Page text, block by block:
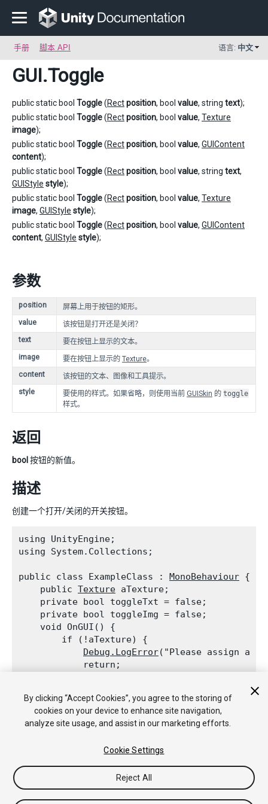
手册 脚本 API 语言: 中文
GUI.Toggle
public static bool Toggle(Rectposition, bool value, string text);
public static bool Toggle(Rectposition, bool value, Texture
image);
public static bool Toggle(Rectposition, bool value, GUIContent
content);
public static bool Toggle(Rectposition, bool value, string text,
GUIStyle style);
public static bool Toggle(Rectposition, bool value, Texture
image, GUIStyle style);
public static bool Toggle(Rectposition, bool value, GUIContent
content, GUIStyle style);
参数
position
屏幕上用于按钮的矩形。
value
该按钮是打开还是关闭？
text
要在按钮上显示的文本。
image
要在按钮上显示的 Texture。
content
该按钮的文本、图像和工具提示。
style
要使用的样式。如果省略，则使用当前 GUISkin 的 toggle
样式。
返回
bool 按钮的新值。
描述
创建一个打开/关闭的开关按钮。
using UnityEngine;
using System.Collections;
public class ExampleClass : MonoBehaviour {
    public
Texture aTexture;
    private bool toggleTxt = false;
    private bool toggleImg = false;
    void OnGUI() {
        if (!aTexture) {
Debug.LogError("Please assign a
            return;
(10,
        toggleImg =
GUI.Toggle (new Rect(10,
    }
Copyright © 2017 Unity Technologies. Publication 2017.2
By clicking “Accept Cookies”, you agree to the storing of
cookies on your device to enhance site navigation,
analyze site usage, and assist in our marketing efforts.
Cookie Settings
Reject All